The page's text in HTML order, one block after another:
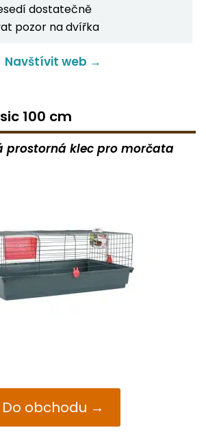
dostatečně
pozor na dvířka
Navštívit web →
100 cm
prostorná klec pro morčata
Do obchodu →